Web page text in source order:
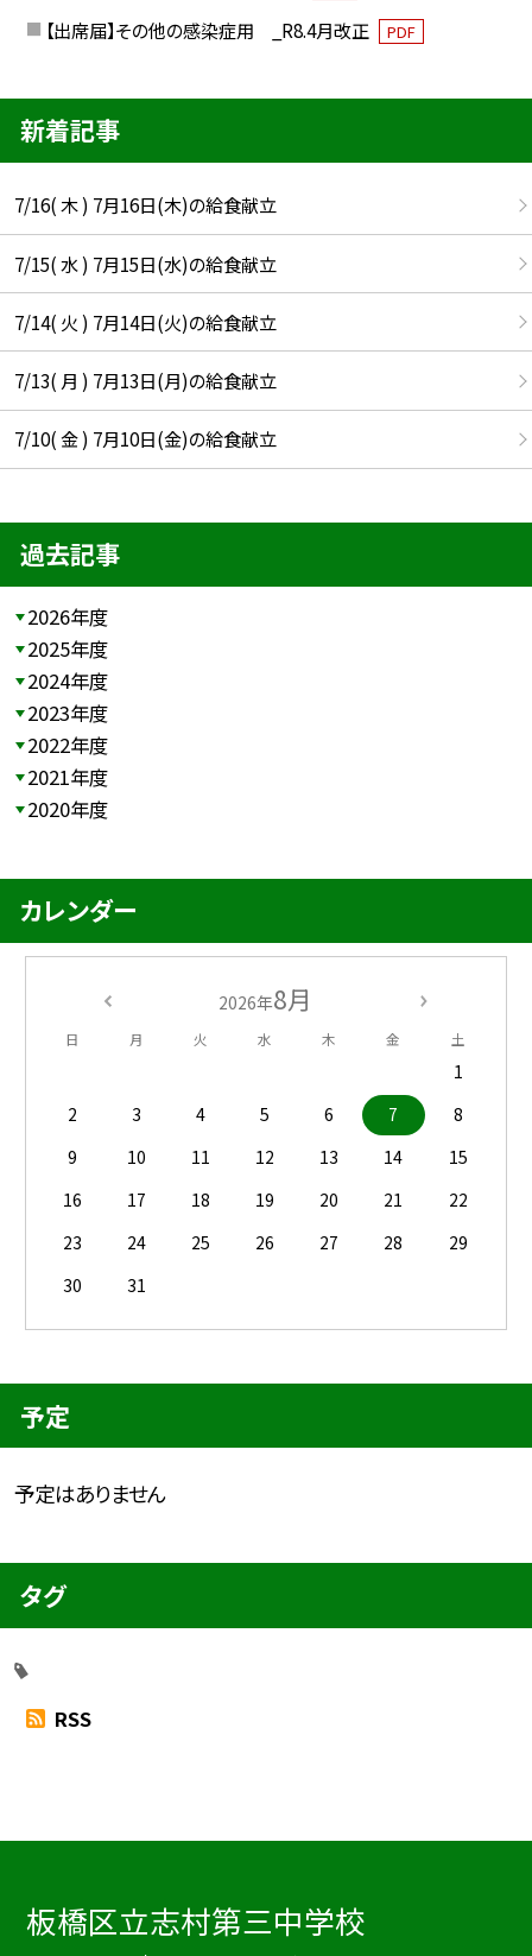
【出席届】その他の感染症用 _R8.4月改正 PDF
新着記事
7/16( 木 ) 7月16日(木)の給食献立
7/15( 水 ) 7月15日(水)の給食献立
7/14( 火 ) 7月14日(火)の給食献立
7/13( 月 ) 7月13日(月)の給食献立
7/10( 金 ) 7月10日(金)の給食献立
過去記事
2026年度
2025年度
2024年度
2023年度
2022年度
2021年度
2020年度
カレンダー
2026年8月
日 月 火 水 木 金 土
1
2
3 4 5 6 7
8
9
10 11 12 13 14
15
16
17 18 19 20 21
22
23
24 25 26 27 28
29
30
31
予定
予定はありません
タグ
RSS
板橋区立志村第三中学校